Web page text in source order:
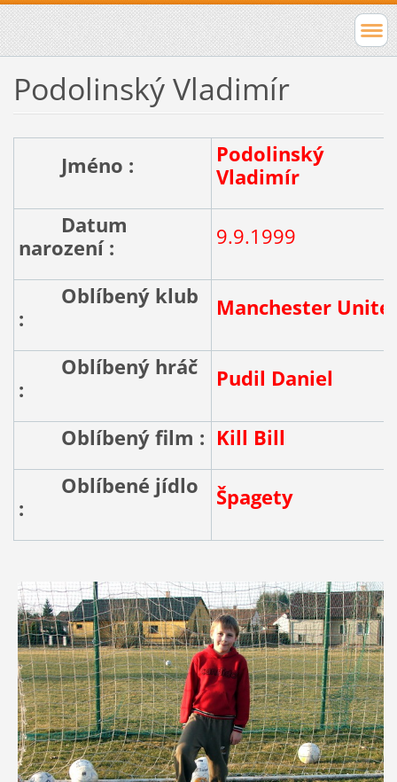
Podolinský Vladimír
Jméno :
Podolinský
Vladimír
Datum
narození :
9.9.1999
Oblíbený klub
:
Manchester
Oblíbený hráč
:
Pudil Daniel
Oblíbený film : Kill Bill
Oblíbené jídlo
:
Špagety